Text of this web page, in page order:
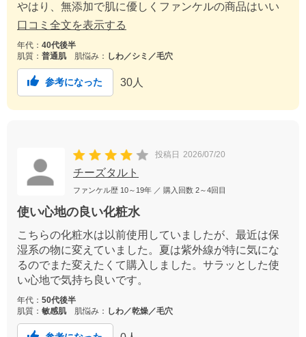
やはり、無添加で肌に優しくファンケルの商品はいい
な～。と関心してしまいました。ありがとうございま
口コミ全文を表示する
年代： 40代後半
肌質： 普通肌 肌悩み： しわ／シミ／毛穴
参考になった 30 人
投稿日 2026/07/20
チーズタルト
ファンケル歴 10～19年 ／ 購入回数 2～4回目
使い心地の良い化粧水
こちらの化粧水は以前使用していましたが、最近は保
湿系の物に変えていました。夏は紫外線が特に気にな
るのでまた変えたくて購入しました。サラッとした使
い心地で気持ち良いです。
年代： 50代後半
肌質： 敏感肌 肌悩み： しわ／乾燥／毛穴